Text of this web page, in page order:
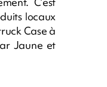
locaux
Case à
Jaune et